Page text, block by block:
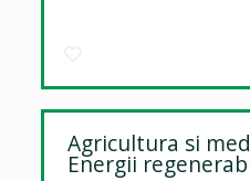
Agricultura si
Energii